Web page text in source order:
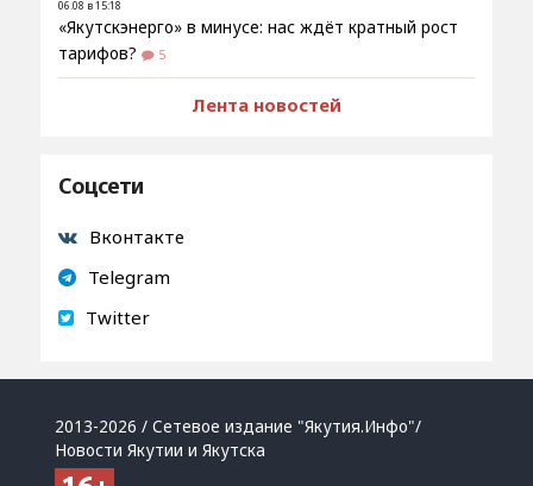
06.08 в 15:18
«Якутскэнерго» в минусе: нас ждёт кратный рост
тарифов?
5
Лента новостей
Соцсети
Вконтакте
Telegram
Twitter
2013-2026 / Сетевое издание "Якутия.Инфо"/
Новости Якутии и Якутска